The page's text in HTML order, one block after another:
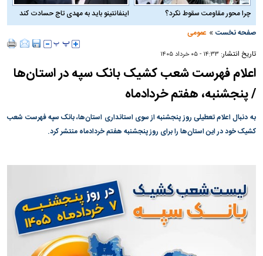
چرا محور مقاومت سقوط نکرد؟
اینفانتینو باید به مهدی تاج حسادت کند
صفحه نخست » عمومی
تاریخ انتشار: ۱۴:۳۳ - ۰۵ خرداد ۱۴۰۵
اعلام فهرست شعب کشیک بانک سپه در استان‌ها
/ پنجشنبه، هفتم خرداد‌ماه
به دنبال اعلام تعطیلی روز پنجشنبه از سوی استانداری استان‌ها، بانک سپه فهرست شعب
کشیک خود در این استان‌ها را برای روز پنجشنبه هفتم خرداد‌ماه منتشر کرد.